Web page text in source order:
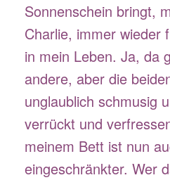
Sonnenschein bringt,
Charlie, immer wieder
in mein Leben. Ja, da
andere, aber die
unglaublich schmusig
verrückt und
meinem Bett ist nun
eingeschränkter. Wer